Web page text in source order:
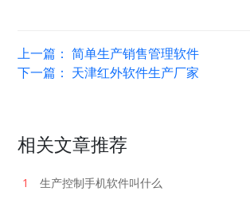
上一篇：简单生产销售管理软件
下一篇： 天津红外软件生产厂家
相关文章推荐
1
生产控制手机软件叫什么